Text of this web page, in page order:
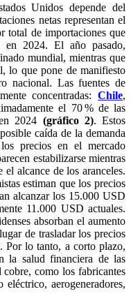
Unidos depende del
netas representan el
total de importaciones que
2024. El año pasado,
mundial, mientras que
lo que pone de manifiesto
nacional. Las fuentes de
concentradas: Chile,
el 70 % de las
2024 (gráfico 2). Estos
caída de la demanda
precios en el mercado
estabilizarse mientras
el alcance de los aranceles.
estiman que los precios
alcanzar los 15.000 USD
11.000 USD actuales.
absorban el aumento
de trasladar los precios
Por lo tanto, a corto plazo,
la salud financiera de las
cobre, como los fabricantes
eléctrico, aerogeneradores,